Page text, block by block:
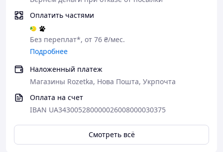
Оплатить частями
Без переплат*, от 76 ₴/мес.
Подробнее
Наложенный платеж
Магазины Rozetka, Нова Пошта, Укрпочта
Оплата на счет
IBAN UA343005280000026008000030375
Смотреть всё